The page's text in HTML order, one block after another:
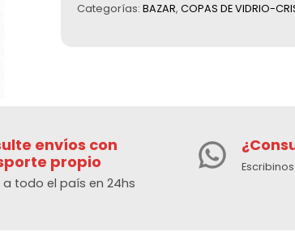
Categorías: BAZAR, COPAS DE VIDRIO-
envíos con
propio
a todo el país en 24hs